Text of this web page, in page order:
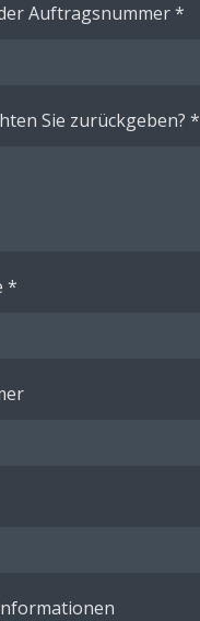
Auftragsnummer *
Sie zurückgeben? *
*